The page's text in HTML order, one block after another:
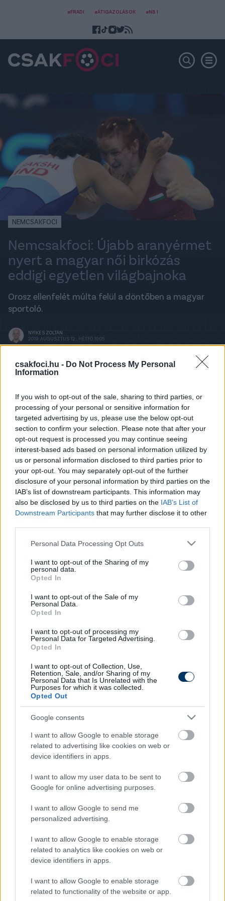
csakfoci.hu - Do Not Process My Personal
Information
If you wish to opt-out of the sale, sharing to third parties, or
processing of your personal or sensitive information for
targeted advertising by us, please use the below opt-out
section to confirm your selection. Please note that after your
opt-out request is processed you may continue seeing
interest-based ads based on personal information utilized by
us or personal information disclosed to third parties prior to
your opt-out. You may separately opt-out of the further
disclosure of your personal information by third parties on the
IAB’s list of downstream participants. This information may
also be disclosed by us to third parties on the IAB’s List of
Downstream Participants that may further disclose it to other
Please note that this website/app uses one or more Google
not limited to your visit or usage behaviour. You may click to
grant or deny consent to Google and its third-party tags to
use your data for below specified purposes in below Google
consent section.
Personal Data Processing Opt Outs
I want to opt-out of the Sharing of my
personal data.
Opted In
I want to opt-out of the Sale of my
Personal Data.
Opted In
I want to opt-out of processing my
Personal Data for Targeted Advertising.
Opted In
I want to opt-out of Collection, Use,
Retention, Sale, and/or Sharing of my
Personal Data that Is Unrelated with the
Purposes for which it was collected.
Opted Out
Google consents
I want to allow Google to enable storage
related to advertising like cookies on web or
device identifiers in apps.
I want to allow my user data to be sent to
Google for online advertising purposes.
I want to allow Google to send me
personalized advertising.
I want to allow Google to enable storage
related to analytics like cookies on web or
device identifiers in apps.
I want to allow Google to enable storage
related to functionality of the website or app.
#FRADI #ÁTIGAZOLÁSOK #NB I
NEMCSAKFOCI
Nemcsakfoci: Újabb aranyérmet
nyert a magyar női birkózás
eddigi egyetlen világbajnoka
Orosz ellenfelét múlta felül a döntőben a magyar
sportoló.
NYIKES ZOLTÁN
2019. AUGUSZTUS 12., HÉTFŐ 19:05
Sastin Marianna aranyérmet nyert a Minszkben
rendezett Alekszandr Medvegy nemzetközi birkózó
emlékversenyen.
A magyar női birkózás eddigi egyetlen világbajnoka
- a hazai szövetség honlapja szerint -
mindkét csoportmeccsét megnyerte, majd az
elődöntőben az olimpiai bronzérmes indiai Sakshi
Malikot győzte le 7-5-re.
magyar indulója volt.
Itt állíthatod be, hogy a Csakfoci az elsők
között legyen a Google-találatokban
Link másolása Email küldés
CÍMKÉK: #NEMCSAKFOCI
MARIANNA
Autópiac
Volvo Ec40
21 490 000 Ft
Yamaha Xsr 900
4 798 000 Ft